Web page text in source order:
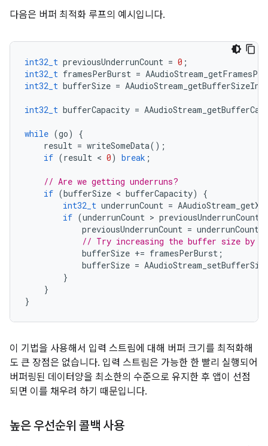
다음은 버퍼 최적화 루프의 예시입니다.
int32_t previousUnderrunCount = 0 ;
int32_t framesPerBurst =
int32_t bufferSize =
int32_t bufferCapacity =
while (go)
{
result = writeSomeData();
if (result < 0) break ;
// Are we getting underruns?
if (bufferSize < bufferCapacity)
{
int32_t underrunCount =
if (underrunCount > previousUnderrunCount
previousUnderrunCount = underrunCount
// Try increasing the buffer size by
bufferSize += framesPerBurst ;
bufferSize =
}
}
}
이 기법을 사용해서 입력 스트림에 대해 버퍼 크기를 최적화해
도 큰 장점은 없습니다. 입력 스트림은 가능한 한 빨리 실행되어
버퍼링된 데이터양을 최소한의 수준으로 유지한 후 앱이 선점
되면 이를 채우려 하기 때문입니다.
높은 우선순위 콜백 사용